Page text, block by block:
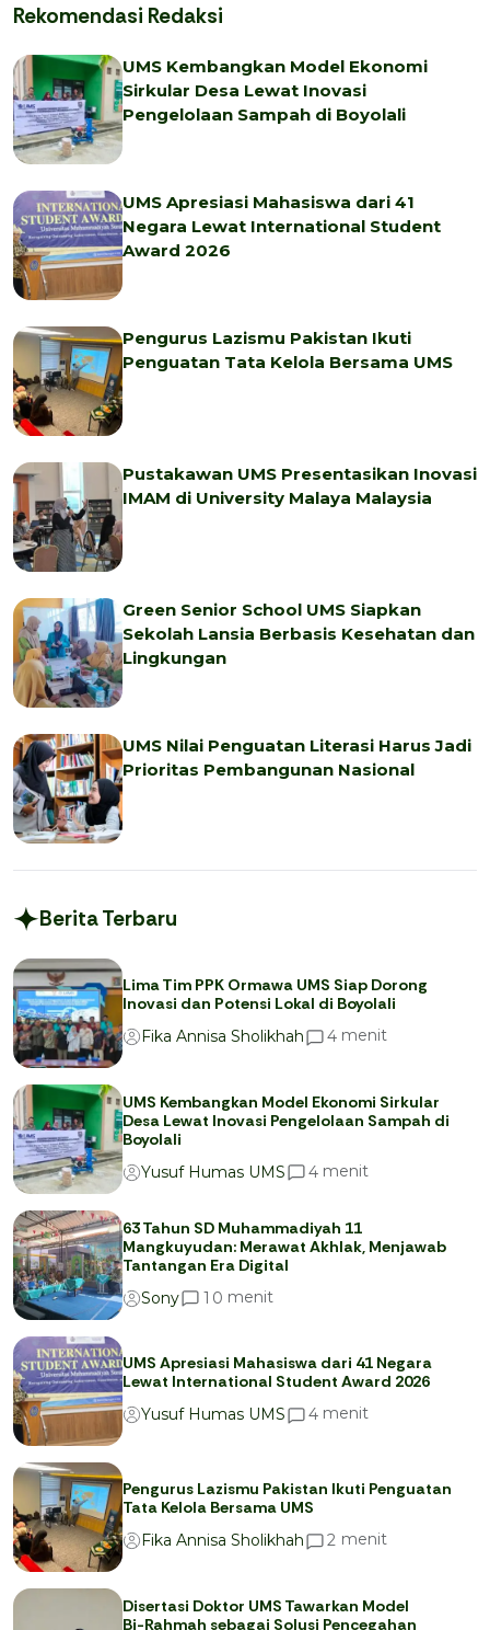
Rekomendasi Redaksi
UMS Kembangkan Model Ekonomi
Sirkular Desa Lewat Inovasi
Pengelolaan Sampah di Boyolali
UMS Apresiasi Mahasiswa dari 41
Negara Lewat International Student
Award 2026
Pengurus Lazismu Pakistan Ikuti
Penguatan Tata Kelola Bersama UMS
Pustakawan UMS Presentasikan Inovasi
IMAM di University Malaya Malaysia
Green Senior School UMS Siapkan
Sekolah Lansia Berbasis Kesehatan dan
Lingkungan
UMS Nilai Penguatan Literasi Harus Jadi
Prioritas Pembangunan Nasional
Berita Terbaru
Lima Tim PPK Ormawa UMS Siap Dorong
Inovasi dan Potensi Lokal di Boyolali
Fika Annisa Sholikhah
4 menit
UMS Kembangkan Model Ekonomi Sirkular
Desa Lewat Inovasi Pengelolaan Sampah di
Boyolali
Yusuf Humas UMS
4 menit
63 Tahun SD Muhammadiyah 11
Mangkuyudan: Merawat Akhlak, Menjawab
Tantangan Era Digital
Sony
1 0 menit
UMS Apresiasi Mahasiswa dari 41 Negara
Lewat International Student Award 2026
Yusuf Humas UMS
4 menit
Pengurus Lazismu Pakistan Ikuti Penguatan
Tata Kelola Bersama UMS
Fika Annisa Sholikhah
2 menit
Disertasi Doktor UMS Tawarkan Model
Bi-Rahmah sebagai Solusi Pencegahan